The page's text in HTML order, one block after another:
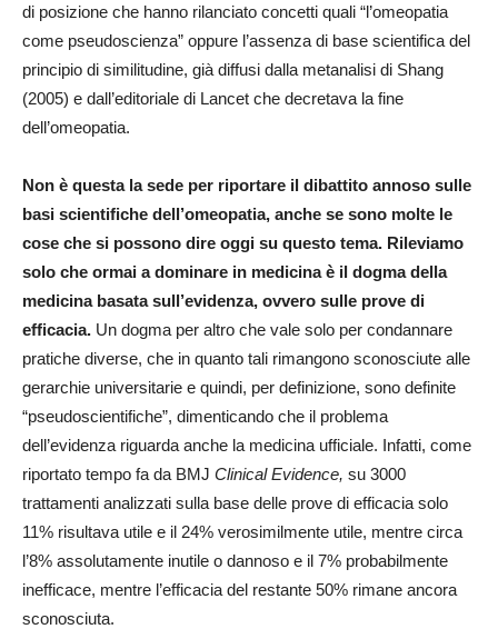
di posizione che hanno rilanciato concetti quali “l’omeopatia
come pseudoscienza” oppure l’assenza di base scientifica del
principio di similitudine, già diffusi dalla metanalisi di Shang
(2005) e dall’editoriale di Lancet che decretava la fine
dell’omeopatia.
Non è questa la sede per riportare il dibattito annoso sulle
basi scientifiche dell’omeopatia, anche se sono molte le
cose che si possono dire oggi su questo tema. Rileviamo
solo che ormai a dominare in medicina è il dogma della
medicina basata sull’evidenza, ovvero sulle prove di
efficacia. Un dogma per altro che vale solo per condannare
pratiche diverse, che in quanto tali rimangono sconosciute alle
gerarchie universitarie e quindi, per definizione, sono definite
“pseudoscientifiche”, dimenticando che il problema
dell’evidenza riguarda anche la medicina ufficiale. Infatti, come
riportato tempo fa da BMJ Clinical Evidence, su 3000
trattamenti analizzati sulla base delle prove di efficacia solo
11% risultava utile e il 24% verosimilmente utile, mentre circa
l’8% assolutamente inutile o dannoso e il 7% probabilmente
inefficace, mentre l’efficacia del restante 50% rimane ancora
sconosciuta.